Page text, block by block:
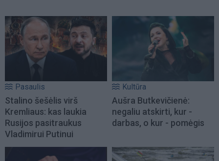
Pasaulis
Stalino šešėlis virš
Kremliaus: kas laukia
Rusijos pasitraukus
Vladimirui Putinui
Kultūra
Aušra Butkevičienė:
negaliu atskirti, kur -
darbas, o kur - pomėgis